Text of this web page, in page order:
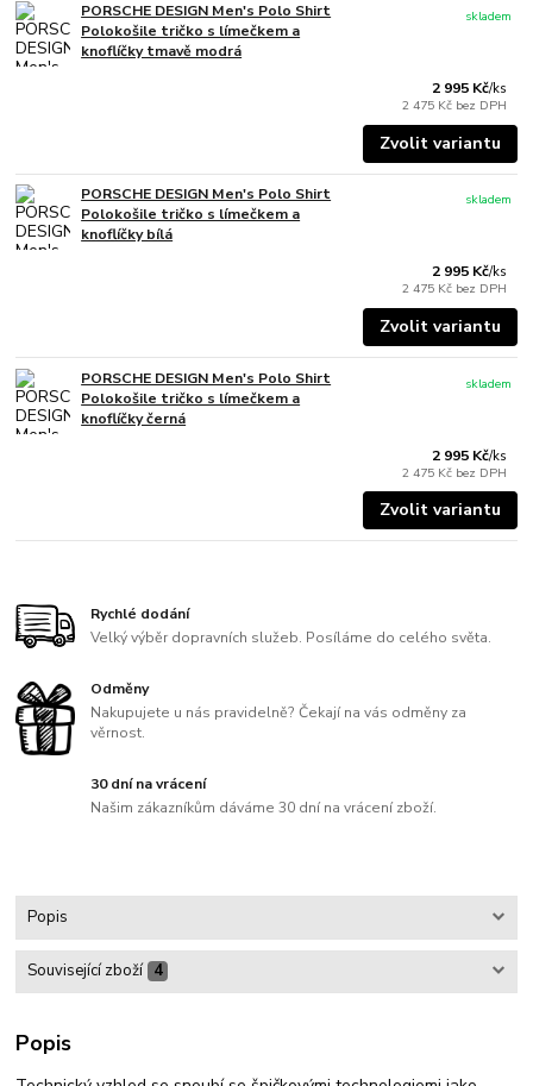
PORSCHE DESIGN Men's Polo Shirt
Polokošile tričko s límečkem a
knoflíčky tmavě modrá
2 995 Kč/ks
2 475 Kč bez DPH
skladem
Zvolit variantu
PORSCHE DESIGN Men's Polo Shirt
Polokošile tričko s límečkem a
knoflíčky bílá
2 995 Kč/ks
2 475 Kč bez DPH
skladem
Zvolit variantu
PORSCHE DESIGN Men's Polo Shirt
Polokošile tričko s límečkem a
knoflíčky černá
2 995 Kč/ks
2 475 Kč bez DPH
skladem
Zvolit variantu
Rychlé dodání
Velký výběr dopravních služeb. Posíláme do celého světa.
Odměny
Nakupujete u nás pravidelně? Čekají na vás odměny za
věrnost.
30 dní na vrácení
Našim zákazníkům dáváme 30 dní na vrácení zboží.
Popis
Související zboží 4
Popis